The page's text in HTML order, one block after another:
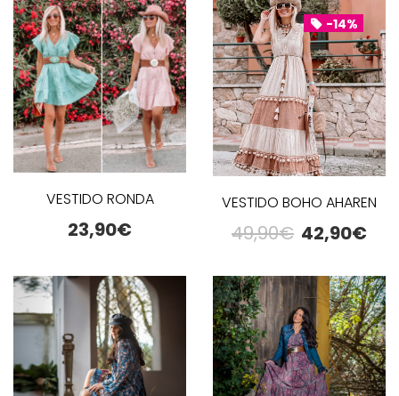
VESTIDO RONDA
23,90€
-14%
VESTIDO BOHO AHAREN
49,90€ 42,90€